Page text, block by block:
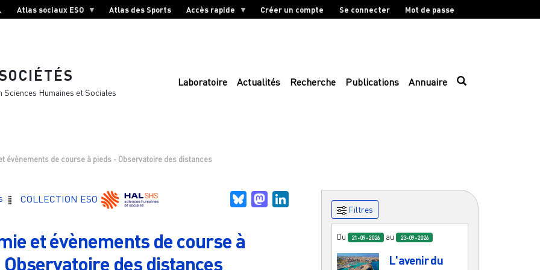
Atlas sociaux ESO Atlas des Sports Accès rapide Créer un compte Se connecter Mot de passe
Humaines et Sociales
Laboratoire Actualités Recherche Publications Annuaire
évènements de course à pieds - Observatoire des distances
COLLECTION ESO BlueskyMastodon
et évènements de course à
Observatoire des distances
Filtres
Du 21-09-2026 au 23-09-2026
L'avenir du